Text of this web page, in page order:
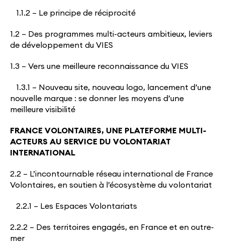
1.1.2 – Le principe de réciprocité
1.2 – Des programmes multi-acteurs ambitieux, leviers
de développement du VIES
1.3 – Vers une meilleure reconnaissance du VIES
1.3.1 – Nouveau site, nouveau logo, lancement d’une
nouvelle marque : se donner les moyens d’une
meilleure visibilité
FRANCE VOLONTAIRES, UNE PLATEFORME MULTI-
ACTEURS AU SERVICE DU VOLONTARIAT
INTERNATIONAL
2.2 – L’incontournable réseau international de France
Volontaires, en soutien à l’écosystème du volontariat
2.2.1 – Les Espaces Volontariats
2.2.2 – Des territoires engagés, en France et en outre-
mer